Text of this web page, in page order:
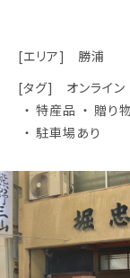
[エリア]
勝浦
[タグ]
オンライン
特産品
贈り
駐車場あり